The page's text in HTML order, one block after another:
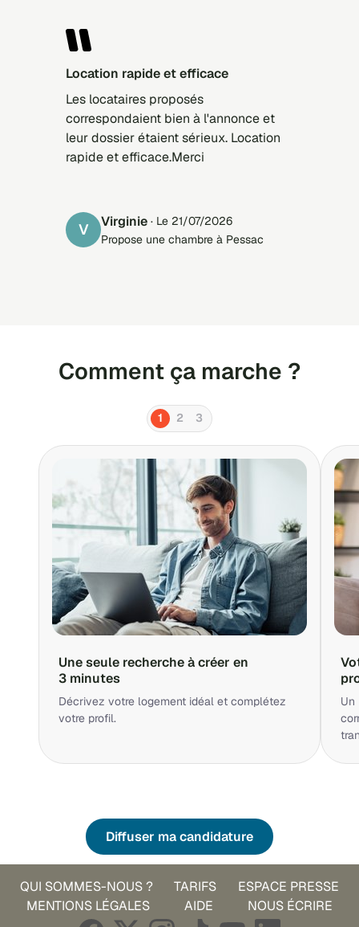
Location rapide et efficace
Les locataires proposés
correspondaient bien à l'annonce et
leur dossier étaient sérieux. Location
rapide et efficace.Merci
V Virginie · Le 21/07/2026
Propose une chambre à Pessac
Comment ça marche ?
1 2 3
Une seule recherche à créer en
3 minutes
Décrivez votre logement idéal et complétez
votre profil.
Un
Diffuser ma candidature
QUI SOMMES-NOUS ? TARIFS
ESPACE PRESSE
MENTIONS LÉGALES
AIDE NOUS ÉCRIRE